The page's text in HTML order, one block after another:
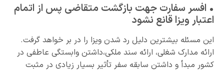
• افسر سفارت جهت بازگشت متقاضی پس از اتمام
اعتبار ویزا قانع نشود
این مسئله بیشترین دلیل رد شدن ویزا را در بر خواهد گرفت.
ارائه مدارک شغلی، ارائه سند ملکی،داشتن وابستگی عاطفی در
کشور مبدأ و داشتن سابقه سفر تأثیر بسیار زیادی در مثبت